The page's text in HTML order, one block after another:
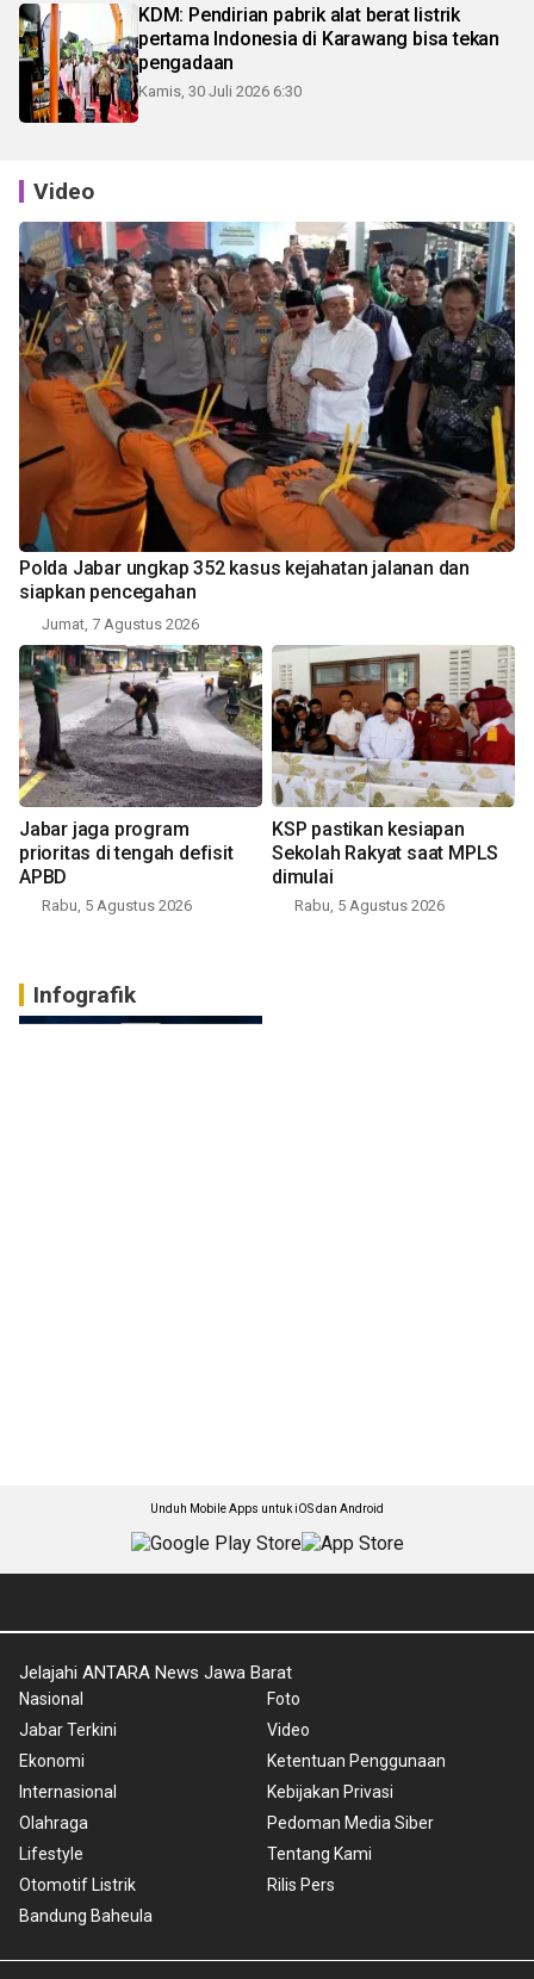
KDM: Pendirian pabrik alat berat listrik
pertama Indonesia di Karawang bisa tekan
pengadaan
Kamis, 30 Juli 2026 6:30
Video
Polda Jabar ungkap 352 kasus kejahatan jalanan dan
siapkan pencegahan
Jumat, 7 Agustus 2026
Jabar jaga program
prioritas di tengah defisit
APBD
Rabu, 5 Agustus 2026
KSP pastikan kesiapan
Sekolah Rakyat saat MPLS
dimulai
Rabu, 5 Agustus 2026
Infografik
Unduh Mobile Apps untuk iOS dan Android
Jelajahi ANTARA News Jawa Barat
Nasional
Jabar Terkini
Ekonomi
Internasional
Olahraga
Lifestyle
Otomotif Listrik
Bandung Baheula
Foto
Video
Ketentuan Penggunaan
Kebijakan Privasi
Pedoman Media Siber
Tentang Kami
Rilis Pers